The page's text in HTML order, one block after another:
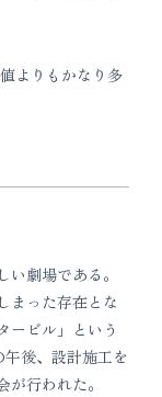
よりもかなり多
劇場である。
まった存在とな
ービル」という
後、設計施工を
行われた。